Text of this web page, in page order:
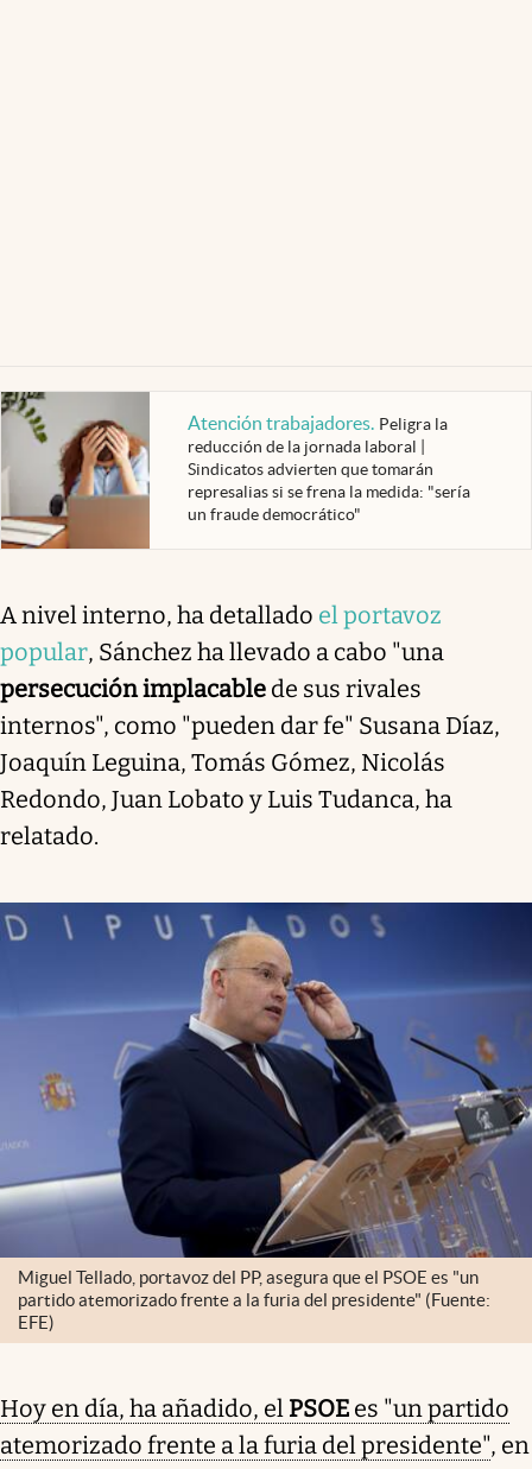
Atención trabajadores. Peligra la
reducción de la jornada laboral |
Sindicatos advierten que tomarán
represalias si se frena la medida: "sería
un fraude democrático"
A nivel interno, ha detallado el portavoz
popular, Sánchez ha llevado a cabo "una
persecución implacable de sus rivales
internos", como "pueden dar fe" Susana Díaz,
Joaquín Leguina, Tomás Gómez, Nicolás
Redondo, Juan Lobato y Luis Tudanca, ha
relatado.
Miguel Tellado, portavoz del PP, asegura que el PSOE es "un
partido atemorizado frente a la furia del presidente" (Fuente:
EFE)
Hoy en día, ha añadido, el PSOE es "un partido
atemorizado frente a la furia del presidente", en